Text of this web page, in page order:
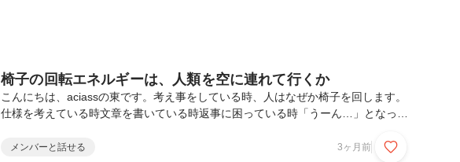
椅子の回転エネルギーは、人類を空に連れて行くか
こんにちは、aciassの東です。考え事をしている時、人はなぜか椅子を回します。
仕様を考えている時文章を書いている時返事に困っている時「うーん…」となって
います。この椅子の回転に使われるエネルギーってどれくらいなんだろう、集約し
メンバーと話せる 3ヶ月前